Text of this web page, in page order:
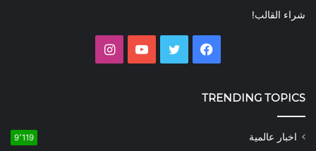
شراء القالب!
فيسبوك تويتر يوتيوب
TRENDING TOPICS
اخبار عالمية 9٬119